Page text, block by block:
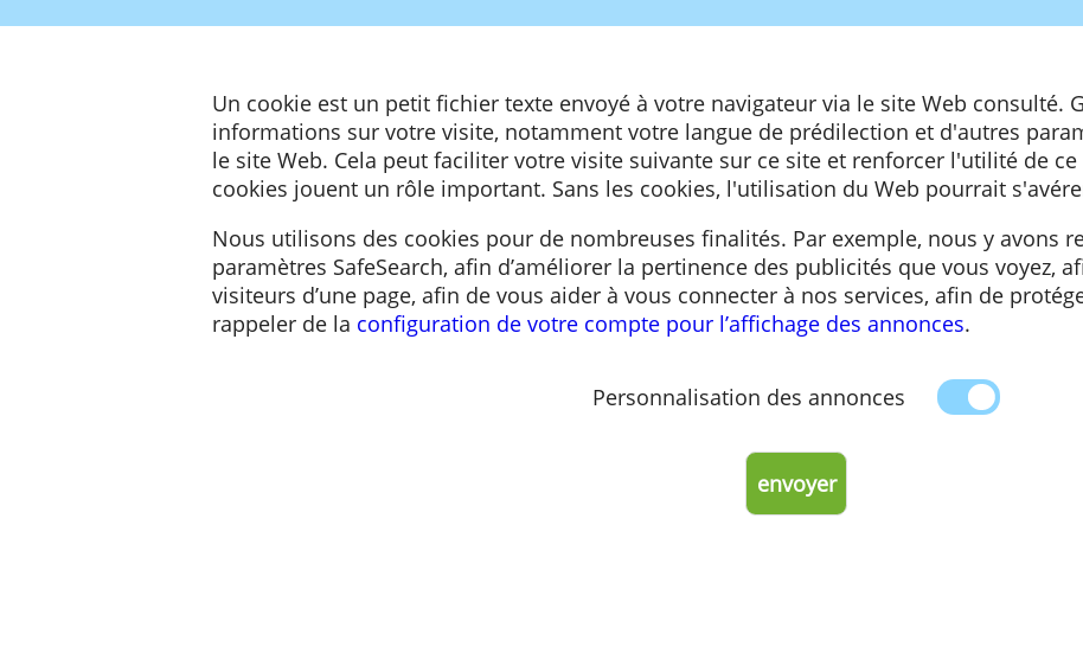
Un cookie est un petit fichier texte envoyé à votre navigateur via le site
informations sur votre visite, notamment votre langue de prédilection et
le site Web. Cela peut faciliter votre visite suivante sur ce site et renforcer
cookies jouent un rôle important. Sans les cookies, l'utilisation du Web
Nous utilisons des cookies pour de nombreuses finalités. Par exemple,
visiteurs d’une page, afin de vous aider à vous connecter à nos services,
configuration de votre compte pour l’affichage des annonces
Personnalisation des annonces